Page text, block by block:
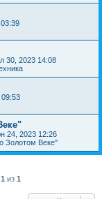
30, 2023 14:08
24, 2023 12:26
Золотом Веке"
1 из 1